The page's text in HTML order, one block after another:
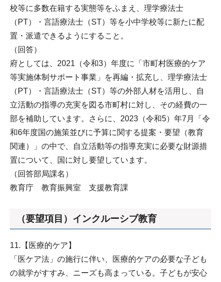
校等に多数在籍する実態等をふまえ、理学療法士
（PT）・言語療法士（ST）等を小中学校等に新たに配
置・派遣できるようにすること。
（回答）
府としては、2021（令和3）年度に「市町村医療的ケア
等実施体制サポート事業」を再編・拡充し、理学療法士
（PT）・言語療法士（ST）等の外部人材を活用し、自
立活動の指導の充実を図る市町村に対し、その経費の一
部を補助しています。さらに、2023（令和5）年7月「令
和6年度国の施策並びに予算に関する提案・要望（教育
関連）」の中で、自立活動等の指導充実に必要な財源措
置について、国に対し要望しています。
（回答部局課名）
教育庁 教育振興室 支援教育課
（要望項目）インクルーシブ教育
11.【医療的ケア】
「医ケア法」の施行に伴い、医療的ケアの必要な子ども
の就学がすすみ、ニーズも高まっている。子どもが安心